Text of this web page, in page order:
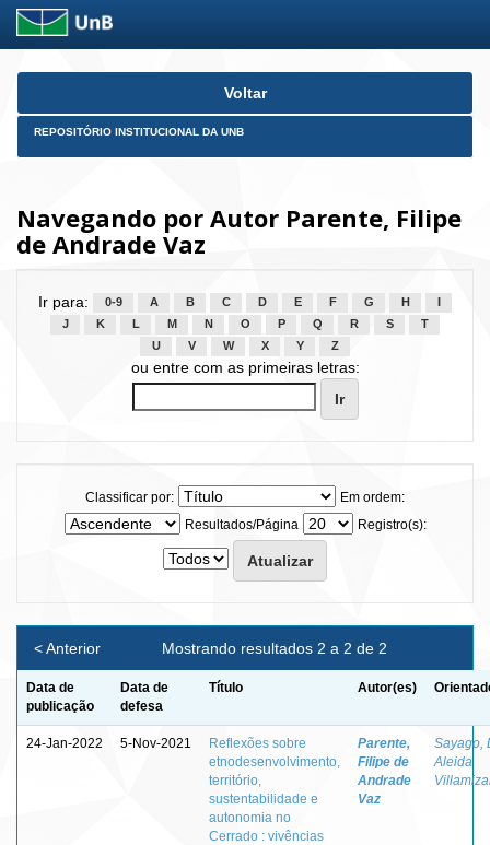
Skip
Voltar
REPOSITÓRIO INSTITUCIONAL DA UNB
Navegando por Autor Parente, Filipe
de Andrade Vaz
Ir para: 0-9 A B C D E F G H
J
K L M N O P Q R S
T
U
V W X Y Z
ou entre com as primeiras letras:
Classificar por:
Em ordem:
Resultados/Página
Registro(s):
Mostrando resultados 2 a 2 de 2
< Anterior
Data de
publicação
Data de
defesa
Título Autor(es)
24-Jan-2022 5-Nov-2021
Reflexões sobre
etnodesenvolvimento,
território,
sustentabilidade e
autonomia no
Cerrado : vivências
Parente,
Filipe de
Andrade
Vaz
Sayago,
Aleida